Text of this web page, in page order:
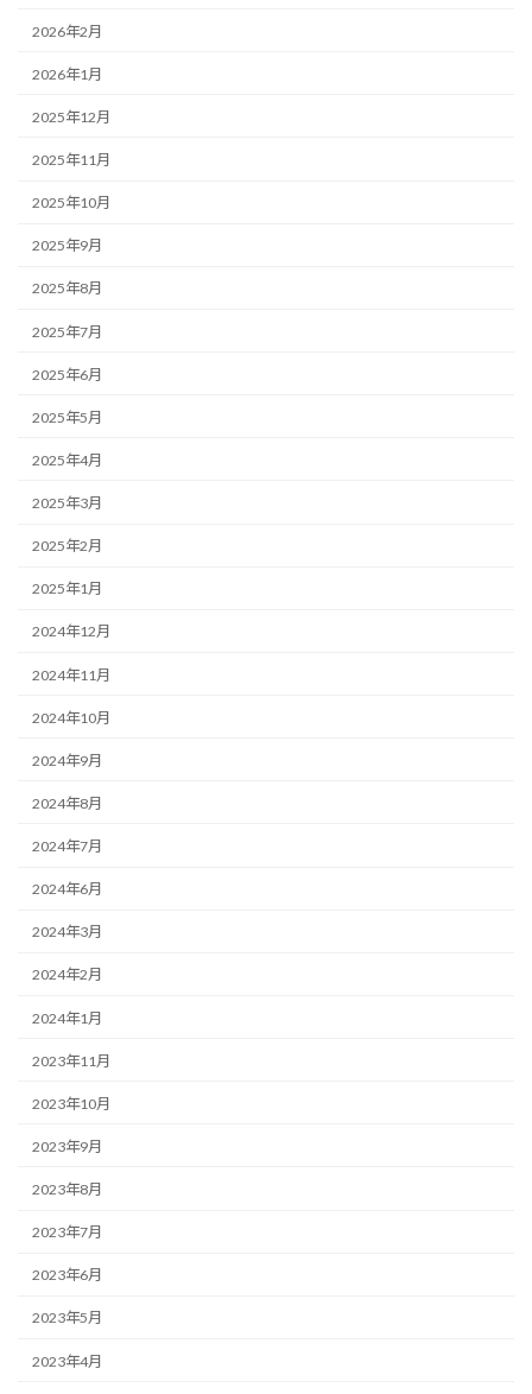
2026年2月
2026年1月
2025年12月
2025年11月
2025年10月
2025年9月
2025年8月
2025年7月
2025年6月
2025年5月
2025年4月
2025年3月
2025年2月
2025年1月
2024年12月
2024年11月
2024年10月
2024年9月
2024年8月
2024年7月
2024年6月
2024年3月
2024年2月
2024年1月
2023年11月
2023年10月
2023年9月
2023年8月
2023年7月
2023年6月
2023年5月
2023年4月